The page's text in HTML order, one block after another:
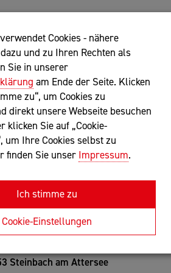
Cookies - nähere
und zu Ihren Rechten als
Sie in unserer
am Ende der Seite. Klicken
zu“, um Cookies zu
direkt unsere Webseite besuchen
klicken Sie auf „Cookie-
um Ihre Cookies selbst zu
finden Sie unser Impressum.
Ich stimme zu
Cookie-Einstellungen
Begriff einschließen:
-webshop, Exakter
things"
RAGGER
oder Rückruf
Steinbach am Attersee